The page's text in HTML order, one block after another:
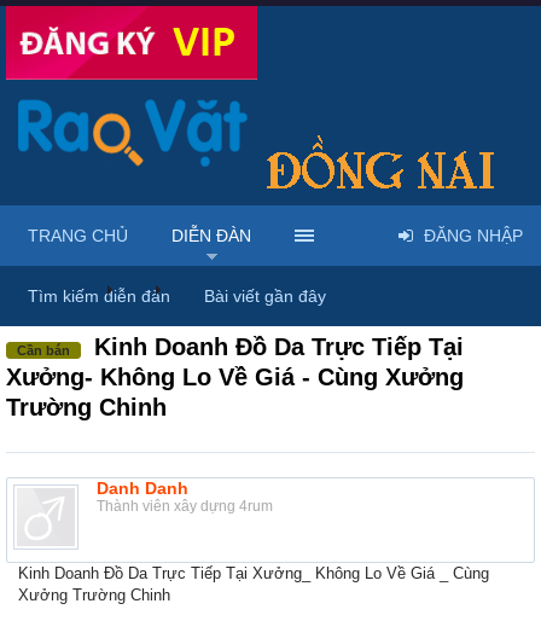
Diễn đàn ... Mua bán thời trang nam nữ
Cần bán
Kinh Doanh Đồ Da Trực Tiếp Tại
Xưởng- Không Lo Về Giá - Cùng Xưởng
Trường Chinh
Danh Danh
Thành viên xây dựng 4rum
Kinh Doanh Đồ Da Trực Tiếp Tại Xưởng_ Không Lo Về Giá _ Cùng
Xưởng Trường Chinh
TRANG CHỦ DIỄN ĐÀN
Tìm kiếm diễn đàn Bài viết gần đây
ĐĂNG NHẬP